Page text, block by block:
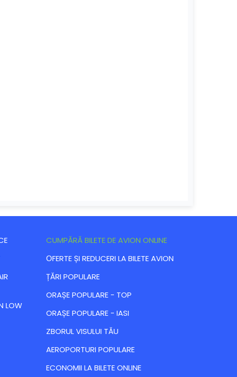
LOW
CUMPĂRĂ BILETE DE AVION ONLINE
ОFERTE ȘI REDUCERI LA BILETE AVION
ȚĂRI POPULARE
ORAȘE POPULARE - TOP
ORAȘE POPULARE - IASI
ZBORUL VISULUI TĂU
AEROPORTURI POPULARE
ECONOMII LA BILETE ONLINE